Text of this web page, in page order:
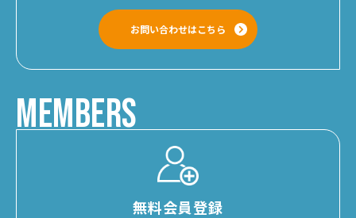
お問い合わせはこちら
MEMBERS
無料会員登録